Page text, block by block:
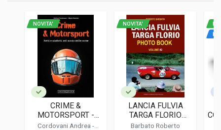
2950073824
Louche Maurice
LINGUA DEL TESTO
Francese
DATA DI STAMPA
NOVITA'
CRIME &
MOTORSPORT -
FATTI E MISFATTI
Cordovani Andrea -
NOVITA'
LANCIA FULVIA
TARGA FLORIO
PHOTO BOOK -
Barbato Roberto
IN